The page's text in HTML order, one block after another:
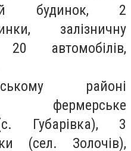
будинок, 2
залізничну
20 автомобілів,
районі
фермерське
Губарівка), 3
(сел. Золочів),